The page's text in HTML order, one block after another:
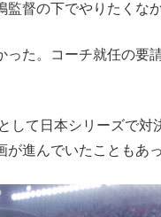
督の下でやりたくな
った。コーチ就任の
て日本シリーズで対
進んでいたこともあっ